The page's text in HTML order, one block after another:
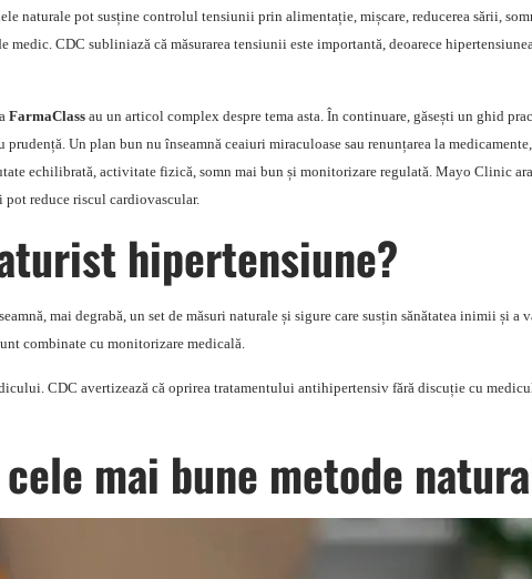
naturale pot susține controlul tensiunii prin alimentație, mișcare, reducerea sării,
CDC subliniază că măsurarea tensiunii este importantă, deoarece
FarmaClass au un articol complex despre tema asta. În continuare, găsești un ghid
Un plan bun nu înseamnă ceaiuri miraculoase sau renunțarea la
echilibrată, activitate fizică, somn mai bun și monitorizare regulată. Mayo Clinic
reduce riscul cardiovascular.
hipertensiune?
mai degrabă, un set de măsuri naturale și sigure care susțin sănătatea inimii și a
combinate cu monitorizare medicală.
CDC avertizează că oprirea tratamentului antihipertensiv fără discuție cu
mai bune metode